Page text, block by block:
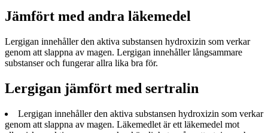
Jämfört med andra läkemedel
Lergigan innehåller den aktiva substansen hydroxizin som verkar
genom att slappna av magen. Lergigan innehåller långsammare
substanser och fungerar allra lika bra för.
Lergigan jämfört med sertralin
Lergigan innehåller den aktiva substansen hydroxizin som verkar
genom att slappna av magen. Läkemedlet är ett läkemedel mot